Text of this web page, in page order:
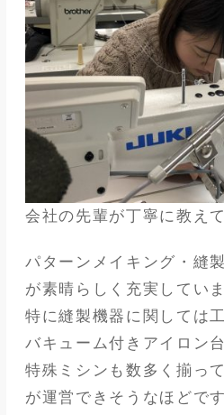
会社の先輩が丁寧に教え
パターンメイキング・縫
が素晴らしく充実していま
特に縫製機器に関しては
バキューム付きアイロン
特殊ミシンも数多く揃っ
が運営できそうなほどです